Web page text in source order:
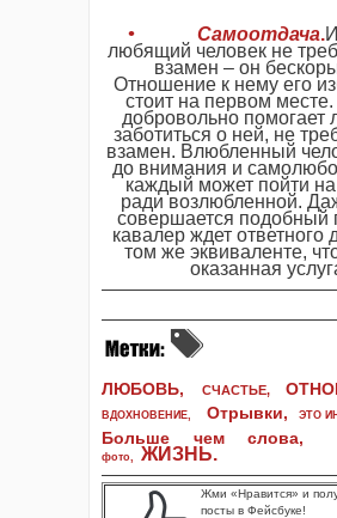
• Самоотдача.
любящий человек не
взамен – он
Отношение к нему его
стоит на первом
добровольно помогает
заботиться о ней, не
взамен. Влюбленный
до внимания и
каждый может пойти
ради возлюбленной.
совершается подобный
кавалер ждет ответного
том же эквиваленте,
оказанная
ЛЮБОВЬ, СЧАСТЬЕ,
ВДОХНОВЕНИЕ, Отрывки, ЭТО
Больше чем слова,
фото, ЖИЗНЬ.
Жми «Нравится» и
посты в Фейсбуке!